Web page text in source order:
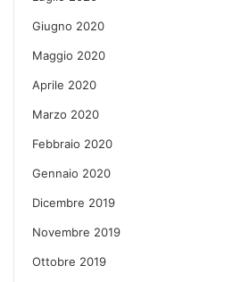
Giugno 2020
Maggio 2020
Aprile 2020
Marzo 2020
Febbraio 2020
Gennaio 2020
Dicembre 2019
Novembre 2019
Ottobre 2019